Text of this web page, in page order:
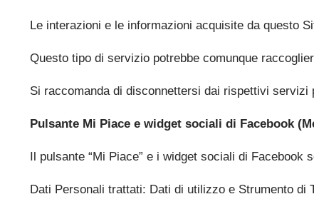
Le interazioni e le informazioni acquisite da questo
Questo tipo di servizio potrebbe comunque
Si raccomanda di disconnettersi dai rispettivi
Pulsante Mi Piace e widget sociali di Facebook
Il pulsante “Mi Piace” e i widget sociali di
Dati Personali trattati: Dati di utilizzo e Strumento di